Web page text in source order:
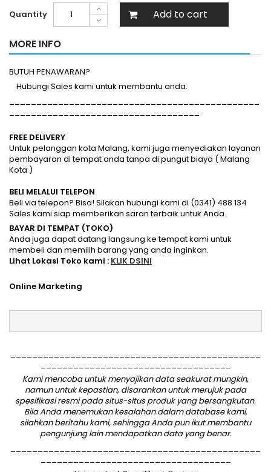
Quantity Add to cart
MORE INFO
BUTUH PENAWARAN?
Hubungi Sales kami untuk membantu anda.
FREE DELIVERY
Untuk pelanggan kota Malang, kami juga menyediakan layanan
pembayaran di tempat anda tanpa di pungut biaya ( Malang
Kota )
BELI MELALUI TELEPON
Beli via telepon? Bisa! Silakan hubungi kami di (0341) 488 134
Sales kami siap memberikan saran terbaik untuk Anda.
BAYAR DI TEMPAT (TOKO)
Anda juga dapat datang langsung ke tempat kami untuk
membeli dan memilih barang yang anda inginkan.
Lihat Lokasi Toko kami : KLIK DSINI
Online Marketing
Kami mencoba untuk menyajikan data seakurat mungkin,
namun untuk kepastian, disarankan untuk merujuk pada
spesifikasi resmi pada situs-situs produk yang bersangkutan.
Bila Anda menemukan kesalahan dalam database kami,
silahkanberitahu kami, sehingga Anda pun ikut membantu
pengunjung lain mendapatkan data yang benar.